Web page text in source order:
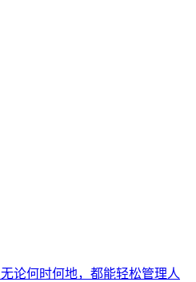
无论何时何地，都能轻松管理人